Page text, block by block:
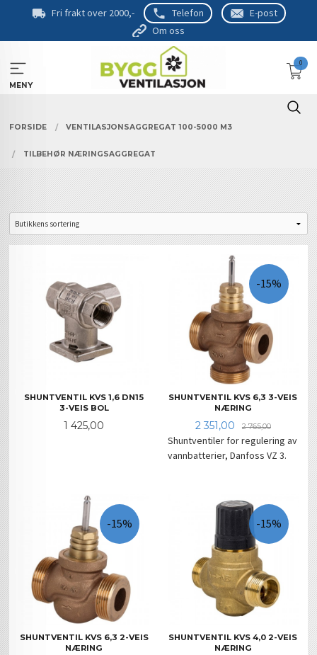
Fri frakt over 2000,- Telefon
E-post
Om oss
MENY
0
FORSIDE VENTILASJONSAGGREGAT 100-5000 M3
TILBEHØR NÆRINGSAGGREGAT
SHUNTVENTIL KVS 1,6 DN15
3-VEIS BOL
Pris
1 425,00
SHUNTVENTIL KVS 6,3 3-VEIS
NÆRING
Tilbud
2 351,00 2 765,00Rabatt
-15%
Shuntventiler for regulering av
vannbatterier, Danfoss VZ 3.
SHUNTVENTIL KVS 6,3 2-VEIS
NÆRING
-15%
SHUNTVENTIL KVS 4,0 2-VEIS
NÆRING
-15%